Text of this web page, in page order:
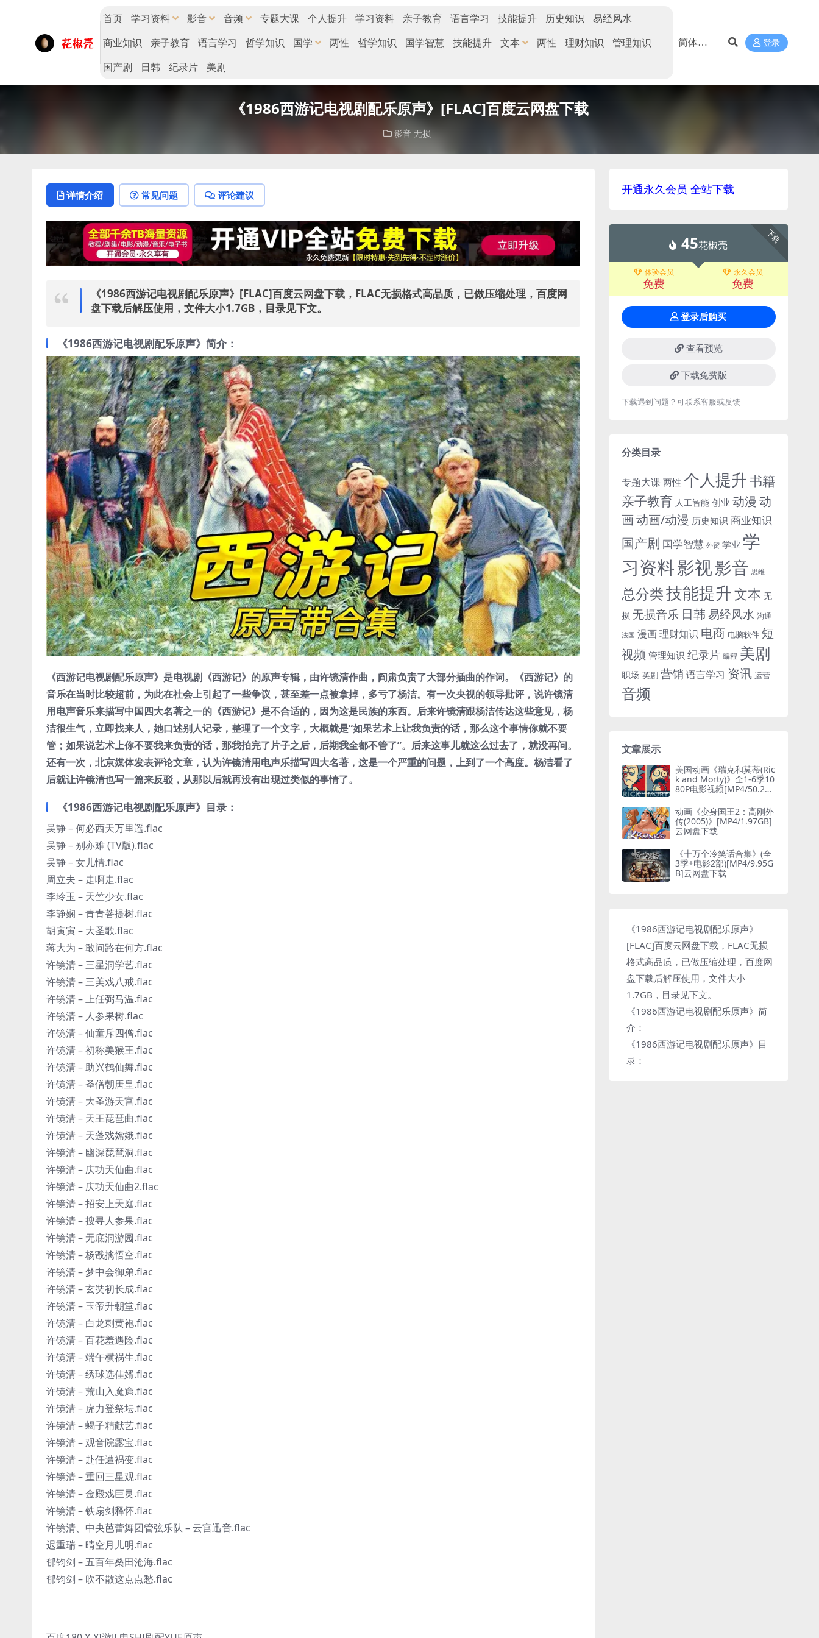
首页 学习资料 影音 音频 专题大课 个人提升 学习资料 亲子教育 语言学习 技能提升 历史知识
易经风水
商业知识
亲子教育 语言学习 哲学知识 国学 两性 哲学知识 国学智慧 技能提升 文本 两性 理财知识
管理知识
国产剧
日韩 纪录片 美剧
登录
《1986西游记电视剧配乐原声》[FLAC]百度云网盘下载
影音 无损
详情介绍 常见问题 评论建议
《1986西游记电视剧配乐原声》[FLAC]百度云网盘下载，FLAC无损格式高品质，已做压缩处理，百度网
盘下载后解压使用，文件大小1.7GB，目录见下文。
《1986西游记电视剧配乐原声》简介：
《西游记电视剧配乐原声》是电视剧《西游记》的原声专辑，由许镜清作曲，阎肃负责了大部分插曲的作词。《西游记》的
音乐在当时比较超前，为此在社会上引起了一些争议，甚至差一点被拿掉，多亏了杨洁。有一次央视的领导批评，说许镜清
用电声音乐来描写中国四大名著之一的《西游记》是不合适的，因为这是民族的东西。后来许镜清跟杨洁传达这些意见，杨
洁很生气，立即找来人，她口述别人记录，整理了一个文字，大概就是“如果艺术上让我负责的话，那么这个事情你就不要
管；如果说艺术上你不要我来负责的话，那我拍完了片子之后，后期我全都不管了”。后来这事儿就这么过去了，就没再问。
还有一次，北京媒体发表评论文章，认为许镜清用电声乐描写四大名著，这是一个严重的问题，上到了一个高度。杨洁看了
后就让许镜清也写一篇来反驳，从那以后就再没有出现过类似的事情了。
《1986西游记电视剧配乐原声》目录：
吴静 – 何必西天万里遥.flac
吴静 – 别亦难 (TV版).flac
吴静 – 女儿情.flac
周立夫 – 走啊走.flac
李玲玉 – 天竺少女.flac
李静娴 – 青青菩提树.flac
胡寅寅 – 大圣歌.flac
蒋大为 – 敢问路在何方.flac
许镜清 – 三星洞学艺.flac
许镜清 – 三美戏八戒.flac
许镜清 – 上任弼马温.flac
许镜清 – 人参果树.flac
许镜清 – 仙童斥四僧.flac
许镜清 – 初称美猴王.flac
许镜清 – 助兴鹤仙舞.flac
许镜清 – 圣僧朝唐皇.flac
许镜清 – 大圣游天宫.flac
许镜清 – 天王琵琶曲.flac
许镜清 – 天蓬戏嫦娥.flac
许镜清 – 幽深琵琶洞.flac
许镜清 – 庆功天仙曲.flac
许镜清 – 庆功天仙曲2.flac
许镜清 – 招安上天庭.flac
许镜清 – 搜寻人参果.flac
许镜清 – 无底洞游园.flac
许镜清 – 杨戬擒悟空.flac
许镜清 – 梦中会御弟.flac
许镜清 – 玄奘初长成.flac
许镜清 – 玉帝升朝堂.flac
许镜清 – 白龙刺黄袍.flac
许镜清 – 百花羞遇险.flac
许镜清 – 端午横祸生.flac
许镜清 – 绣球选佳婿.flac
许镜清 – 荒山入魔窟.flac
许镜清 – 虎力登祭坛.flac
许镜清 – 蝎子精献艺.flac
许镜清 – 观音院露宝.flac
许镜清 – 赴任遭祸变.flac
许镜清 – 重回三星观.flac
许镜清 – 金殿戏巨灵.flac
许镜清 – 铁扇剑释怀.flac
许镜清、中央芭蕾舞团管弦乐队 – 云宫迅音.flac
迟重瑞 – 晴空月儿明.flac
郁钧剑 – 五百年桑田沧海.flac
郁钧剑 – 吹不散这点点愁.flac
开通永久会员 全站下载
下载
45花椒壳
体验会员
免费
永久会员
免费
登录后购买
查看预览
下载免费版
下载遇到问题？可联系客服或反馈
分类目录
专题大课 两性 个人提升书籍
亲子教育 人工智能 创业 动漫 动
画动画/动漫 历史知识 商业知识
国产剧 国学智慧 外贸 学业 学
习资料影视影音 思维
总分类技能提升文本 无
损 无损音乐 日韩 易经风水 沟通
法国 漫画理财知识 电商 电脑软件 短
视频 管理知识 纪录片 编程 美剧
职场 英剧 营销 语言学习 资讯 运营
音频
文章展示
美国动画《瑞克和莫蒂(Ric
k and Morty)》全1-6季10
80P电影视频[MP4/50.23
动画《变身国王2：高刚外
传(2005)》[MP4/1.97GB]
云网盘下载
《十万个冷笑话合集》(全
3季+电影2部)[MP4/9.95G
B]云网盘下载
《1986西游记电视剧配乐原声》
[FLAC]百度云网盘下载，FLAC无损
格式高品质，已做压缩处理，百度网
盘下载后解压使用，文件大小
1.7GB，目录见下文。
《1986西游记电视剧配乐原声》简
介：
《1986西游记电视剧配乐原声》目
录：